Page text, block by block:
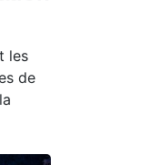
les
de